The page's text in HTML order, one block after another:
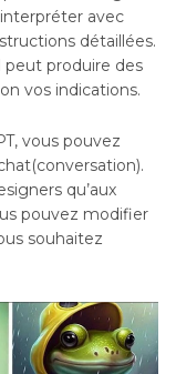
avec
détaillées.
peut produire des
vos indications.
vous pouvez
qu’aux
pouvez modifier
souhaitez